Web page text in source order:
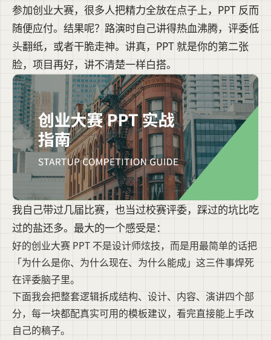
参加创业大赛，很多人把精力全放在点子上，PPT 反而
随便应付。结果呢？路演时自己讲得热血沸腾，评委低
头翻纸，或者干脆走神。讲真，PPT 就是你的第二张
脸，项目再好，讲不清楚一样白搭。
我自己带过几届比赛，也当过校赛评委，踩过的坑比吃
过的盐还多。最大的一个感受是：
好的创业大赛 PPT 不是设计师炫技，而是用最简单的话把
「为什么是你、为什么现在、为什么能成」这三件事焊死
在评委脑子里。
下面我会把整套逻辑拆成结构、设计、内容、演讲四个部
分，每一块都配真实可用的模板建议，看完直接能上手改
自己的稿子。